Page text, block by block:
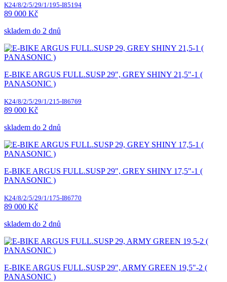
K24/8/2/5/29/1/195-I85194
89 000 Kč
skladem do 2 dnů
E-BIKE ARGUS FULL.SUSP 29", GREY SHINY 21,5"-1 (
PANASONIC )
K24/8/2/5/29/1/215-I86769
89 000 Kč
skladem do 2 dnů
E-BIKE ARGUS FULL.SUSP 29", GREY SHINY 17,5"-1 (
PANASONIC )
K24/8/2/5/29/1/175-I86770
89 000 Kč
skladem do 2 dnů
E-BIKE ARGUS FULL.SUSP 29", ARMY GREEN 19,5"-2 (
PANASONIC )